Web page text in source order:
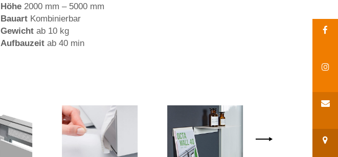
Höhe2000 mm – 5000 mm
BauartKombinierbar
Gewichtab 10 kg
Aufbauzeitab 40 min